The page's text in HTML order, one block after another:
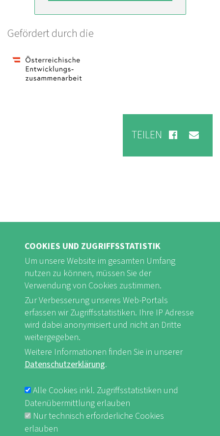
Gefördert durch die
TEILEN
FB Youtube Instagram
FUSSBEREICHSMENÜ
Impressum & Datenschutz nf-int.org
COOKIES UND ZUGRIFFSSTATISTIK
Um unsere Website im gesamten Umfang
nutzen zu können, müssen Sie der
Verwendung von Cookies zustimmen.
Zur Verbesserung unseres Web-Portals
erfassen wir Zugriffsstatistiken. Ihre IP Adresse
wird dabei anonymisiert und nicht an Dritte
weitergegeben.
Weitere Informationen finden Sie in unserer
Datenschutzerklärung.
Alle Cookies inkl. Zugriffsstatistiken und
Datenübermittlung erlauben
Nur technisch erforderliche Cookies
erlauben